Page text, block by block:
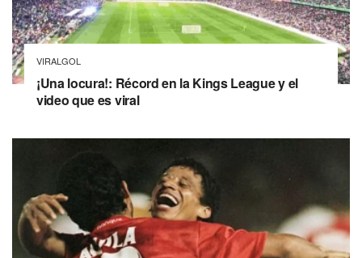
VIRALGOL
¡Una locura!: Récord en la Kings League y el
video que es viral